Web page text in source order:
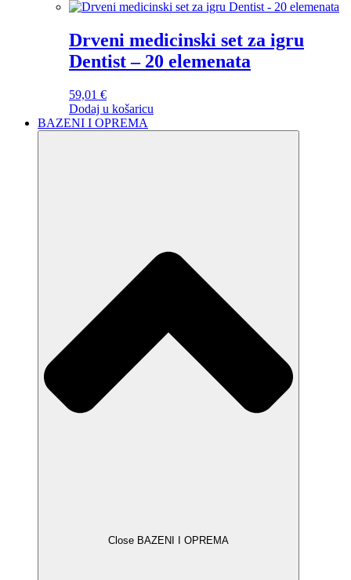
Drveni medicinski set za igru
Dentist – 20 elemenata
59,01 €
Dodaj u košaricu
BAZENI I OPREMA
Close BAZENI I OPREMA